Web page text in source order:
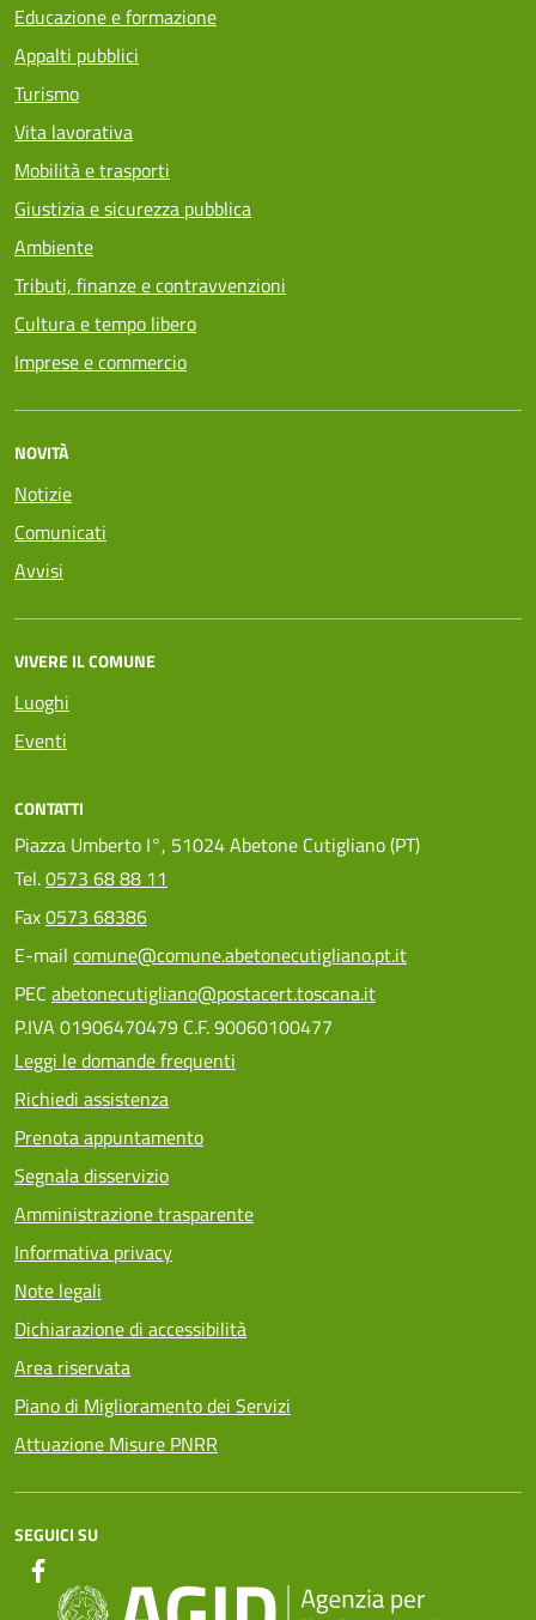
Educazione e formazione
Appalti pubblici
Turismo
Vita lavorativa
Mobilità e trasporti
Giustizia e sicurezza pubblica
Ambiente
Tributi, finanze e contravvenzioni
Cultura e tempo libero
Imprese e commercio
NOVITÀ
Notizie
Comunicati
Avvisi
VIVERE IL COMUNE
Luoghi
Eventi
CONTATTI
Piazza Umberto I°, 51024 Abetone Cutigliano (PT)
Tel.0573 68 88 11
Fax0573 68386
E-mail comune@comune.abetonecutigliano.pt.it
PEC abetonecutigliano@postacert.toscana.it
P.IVA 01906470479 C.F. 90060100477
Leggi le domande frequenti
Richiedi assistenza
Prenota appuntamento
Segnala disservizio
Amministrazione trasparente
Informativa privacy
Note legali
Dichiarazione di accessibilità
Area riservata
Piano di Miglioramento dei Servizi
Attuazione Misure PNRR
SEGUICI SU